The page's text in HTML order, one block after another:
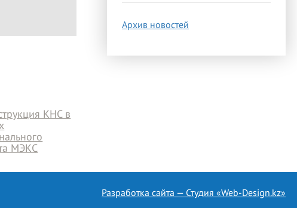
КНС в
МЭКС
Архив новостей
Разработка сайта — Студия «Web-Design.kz»